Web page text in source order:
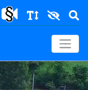
.